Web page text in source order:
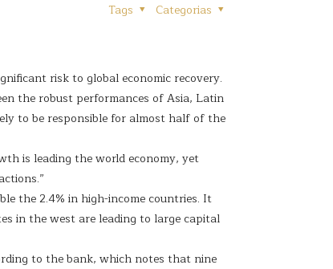
Categorias
Tags
risk to global economic recovery.
the robust performances of Asia, Latin
to be responsible for almost half of the
is leading the world economy, yet
the 2.4% in high-income countries. It
in the west are leading to large capital
to the bank, which notes that nine